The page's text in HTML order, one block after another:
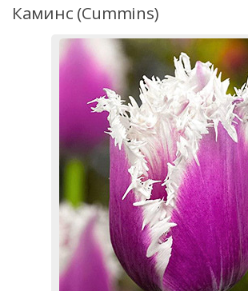
Каминс (Cummins)